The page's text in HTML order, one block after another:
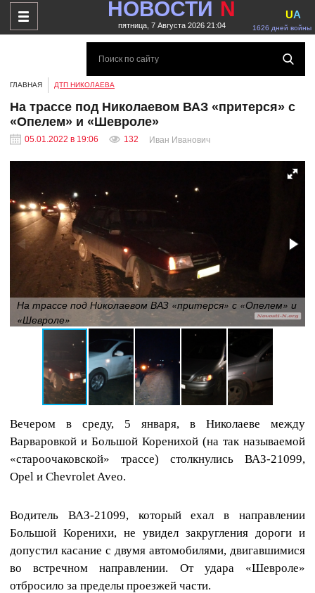
НОВОСТИ N
пятница, 7 Августа 2026 21:04 1626 дней войны
UA
ГЛАВНАЯ ДТП НИКОЛАЕВА
На трассе под Николаевом ВАЗ «притерся» с
«Опелем» и «Шевроле»
05.01.2022 в 19:06 132 Иван Иванович
На трассе под Николаевом ВАЗ «притерся» с «Опелем» и
«Шевроле»
Вечером в среду, 5 января, в Николаеве между
Варваровкой и Большой Коренихой (на так называемой
«староочаковской» трассе) столкнулись ВАЗ-21099,
Opel и Chevrolet Aveo.
Водитель ВАЗ-21099, который ехал в направлении
Большой Коренихи, не увидел закругления дороги и
допустил касание с двумя автомобилями, двигавшимися
во встречном направлении. От удара «Шевроле»
отбросило за пределы проезжей части.